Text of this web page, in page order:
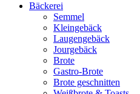
Bäckerei
Semmel
Kleingebäck
Laugengebäck
Jourgebäck
Brote
Gastro-Brote
Brote geschnitten